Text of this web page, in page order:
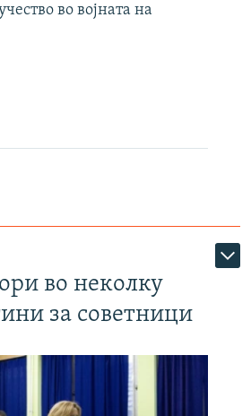
во војната на
во неколку
за советници